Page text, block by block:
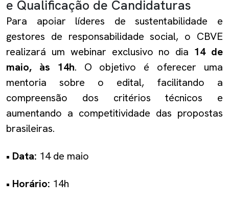
e Qualificação de Candidaturas
Para apoiar líderes de sustentabilidade e
gestores de responsabilidade social, o CBVE
realizará um webinar exclusivo no dia 14 de
maio, às 14h. O objetivo é oferecer uma
mentoria sobre o edital, facilitando a
compreensão dos critérios técnicos e
aumentando a competitividade das propostas
brasileiras.
• Data: 14 de maio
• Horário: 14h